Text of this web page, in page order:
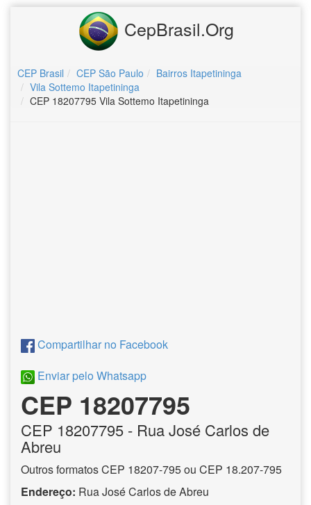
CepBrasil.Org
CEP Brasil CEP São Paulo
Bairros Itapetininga
Vila Sottemo Itapetininga
CEP 18207795 Vila Sottemo Itapetininga
Compartilhar no Facebook
Enviar pelo Whatsapp
CEP 18207795
CEP 18207795 - Rua José Carlos de
Abreu
Outros formatos CEP 18207-795 ou CEP 18.207-795
Endereço: Rua José Carlos de Abreu